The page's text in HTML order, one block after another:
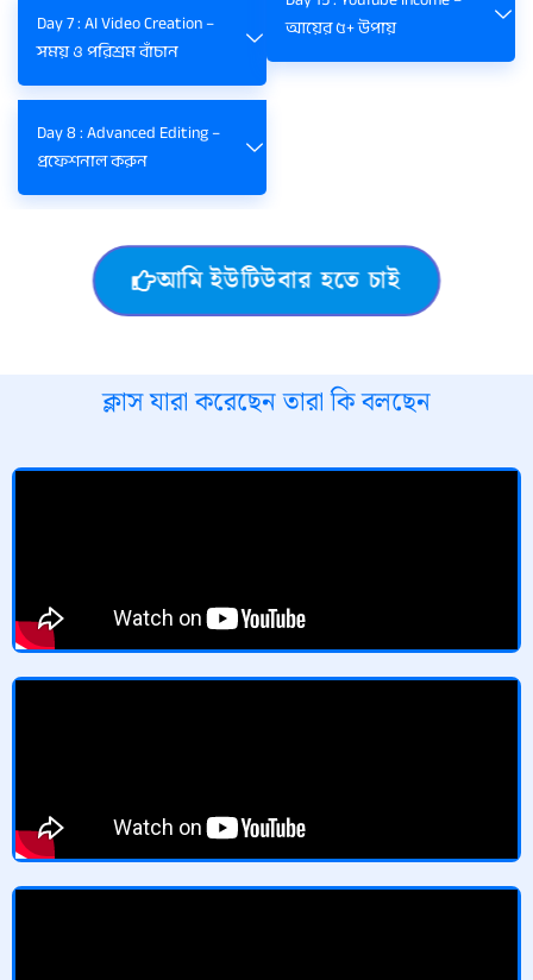
Day 7 : AI Video Creation –
সময় ও পরিশ্রম বাঁচান
Day 8 : Advanced Editing –
প্রফেশনাল করুন
আয়ের ৫+ উপায়
আমি ইউটিউবার হতে চাই
ক্লাস যারা করেছেন তারা কি বলছেন